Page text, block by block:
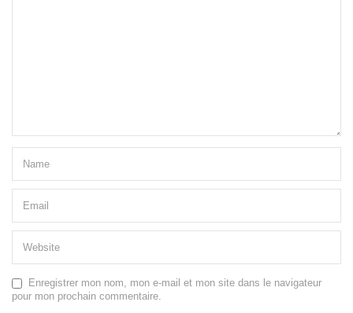
Enregistrer mon nom, mon e-mail et mon site dans le navigateur
pour mon prochain commentaire.